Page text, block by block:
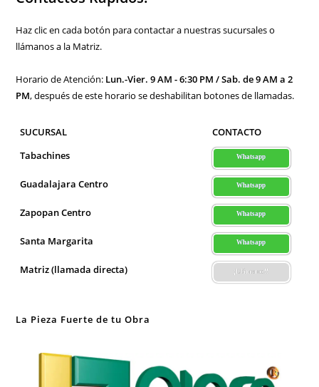
Haz clic en cada botón para contactar a nuestras sucursales o
llámanos a la Matriz.
Horario de Atención: Lun.-Vier. 9 AM - 6:30 PM / Sab. de 9 AM a 2
PM, después de este horario se deshabilitan botones de llamadas.
SUCURSAL
CONTACTO
Tabachines
Whatsapp
Guadalajara Centro Whatsapp
Zapopan Centro Whatsapp
Santa Margarita Whatsapp
Matriz (llamada directa) ¡Llámenos!!
La Pieza Fuerte de tu Obra